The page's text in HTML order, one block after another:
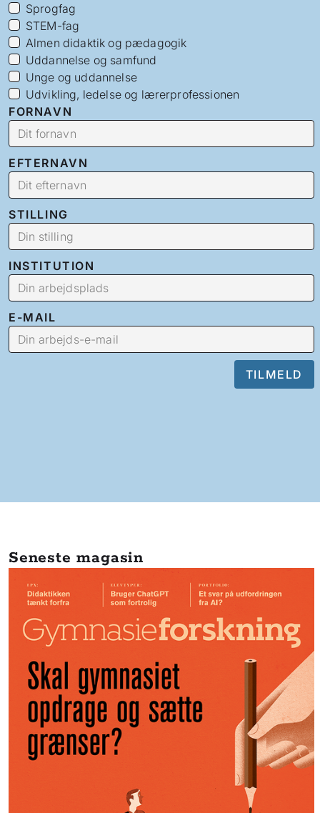
Sprogfag
STEM-fag
Almen didaktik og pædagogik
Uddannelse og samfund
Unge og uddannelse
Udvikling, ledelse og lærerprofessionen
FORNAVN
EFTERNAVN
STILLING
INSTITUTION
E-MAIL
Seneste magasin